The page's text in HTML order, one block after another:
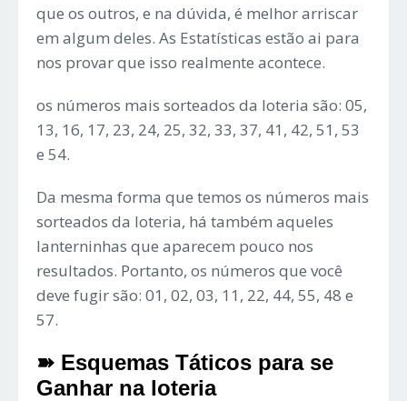
que os outros, e na dúvida, é melhor arriscar
em algum deles. As Estatísticas estão ai para
nos provar que isso realmente acontece.
os números mais sorteados da loteria são: 05,
13, 16, 17, 23, 24, 25, 32, 33, 37, 41, 42, 51, 53
e 54.
Da mesma forma que temos os números mais
sorteados da loteria, há também aqueles
lanterninhas que aparecem pouco nos
resultados. Portanto, os números que você
deve fugir são: 01, 02, 03, 11, 22, 44, 55, 48 e
57.
➽ Esquemas Táticos para se
Ganhar na loteria